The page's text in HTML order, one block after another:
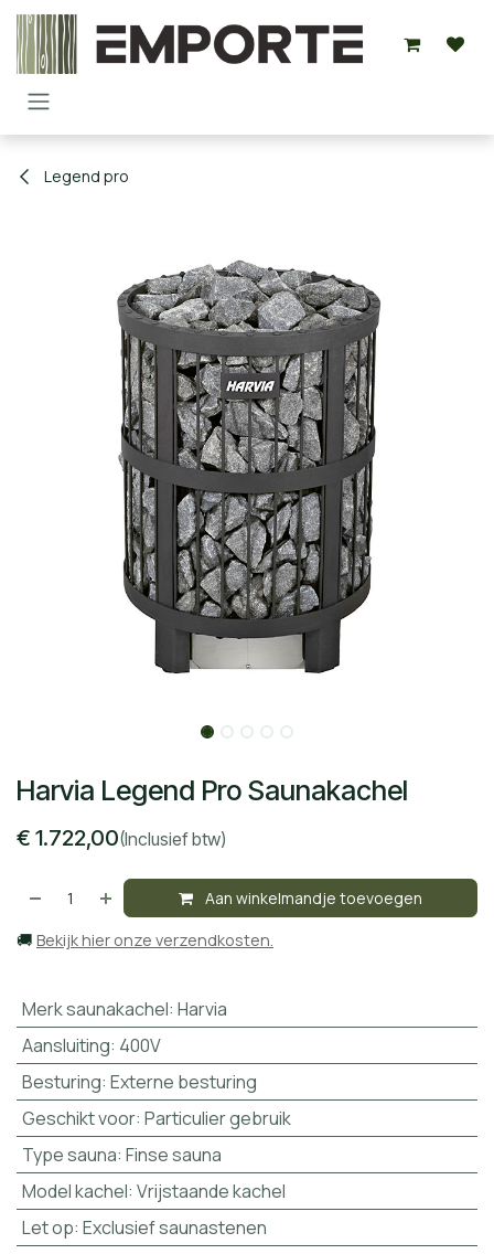
Overslaan naar inhoud
Legend pro
Harvia Legend Pro Saunakachel
€ 1.722,00(Inclusief btw)
Aan winkelmandje toevoegen
🚚 Bekijk hier onze verzendkosten.
Merk saunakachel: Harvia
Aansluiting: 400V
Besturing: Externe besturing
Geschikt voor: Particulier gebruik
Type sauna: Finse sauna
Model kachel: Vrijstaande kachel
Let op: Exclusief saunastenen